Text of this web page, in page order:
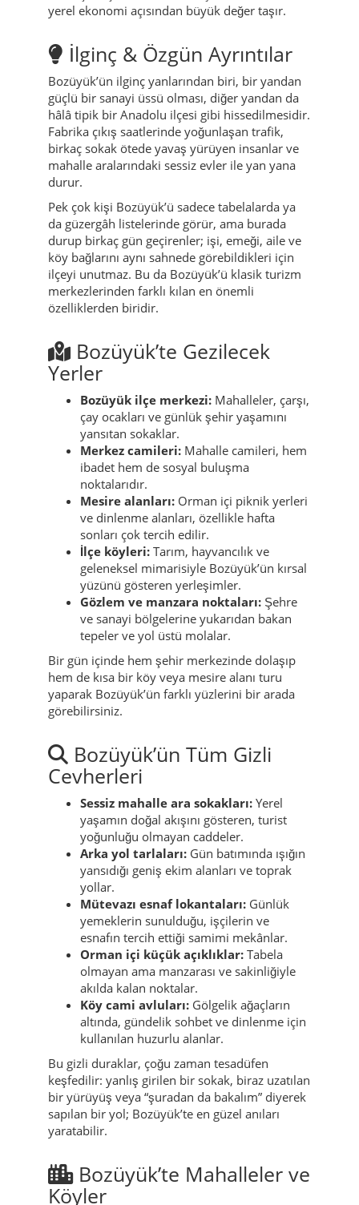
yerel ekonomi açısından büyük değer taşır.
İlginç & Özgün Ayrıntılar
Bozüyük’ün ilginç yanlarından biri, bir yandan
güçlü bir sanayi üssü olması, diğer yandan da
hâlâ tipik bir Anadolu ilçesi gibi hissedilmesidir.
Fabrika çıkış saatlerinde yoğunlaşan trafik,
birkaç sokak ötede yavaş yürüyen insanlar ve
mahalle aralarındaki sessiz evler ile yan yana
durur.
Pek çok kişi Bozüyük’ü sadece tabelalarda ya
da güzergâh listelerinde görür, ama burada
durup birkaç gün geçirenler; işi, emeği, aile ve
köy bağlarını aynı sahnede görebildikleri için
ilçeyi unutmaz. Bu da Bozüyük’ü klasik turizm
merkezlerinden farklı kılan en önemli
özelliklerden biridir.
Bozüyük’te Gezilecek
Yerler
Bozüyük ilçe merkezi: Mahalleler, çarşı,
çay ocakları ve günlük şehir yaşamını
yansıtan sokaklar.
Merkez camileri: Mahalle camileri, hem
ibadet hem de sosyal buluşma
noktalarıdır.
Mesire alanları: Orman içi piknik yerleri
ve dinlenme alanları, özellikle hafta
sonları çok tercih edilir.
İlçe köyleri: Tarım, hayvancılık ve
geleneksel mimarisiyle Bozüyük’ün kırsal
yüzünü gösteren yerleşimler.
Gözlem ve manzara noktaları: Şehre
ve sanayi bölgelerine yukarıdan bakan
tepeler ve yol üstü molalar.
Bir gün içinde hem şehir merkezinde dolaşıp
hem de kısa bir köy veya mesire alanı turu
yaparak Bozüyük’ün farklı yüzlerini bir arada
görebilirsiniz.
Bozüyük’ün Tüm Gizli
Cevherleri
Sessiz mahalle ara sokakları: Yerel
yaşamın doğal akışını gösteren, turist
yoğunluğu olmayan caddeler.
Arka yol tarlaları: Gün batımında ışığın
yansıdığı geniş ekim alanları ve toprak
yollar.
Mütevazı esnaf lokantaları: Günlük
yemeklerin sunulduğu, işçilerin ve
esnafın tercih ettiği samimi mekânlar.
Orman içi küçük açıklıklar: Tabela
olmayan ama manzarası ve sakinliğiyle
akılda kalan noktalar.
Köy cami avluları: Gölgelik ağaçların
altında, gündelik sohbet ve dinlenme için
kullanılan huzurlu alanlar.
Bu gizli duraklar, çoğu zaman tesadüfen
keşfedilir: yanlış girilen bir sokak, biraz uzatılan
bir yürüyüş veya “şuradan da bakalım” diyerek
sapılan bir yol; Bozüyük’te en güzel anıları
yaratabilir.
Bozüyük’te Mahalleler ve
Köyler